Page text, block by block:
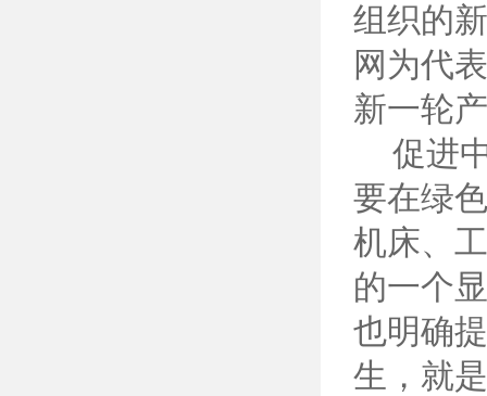
组织的
网为代
新一轮
促进中
要在绿
机床、
的一个
也明确
生，就